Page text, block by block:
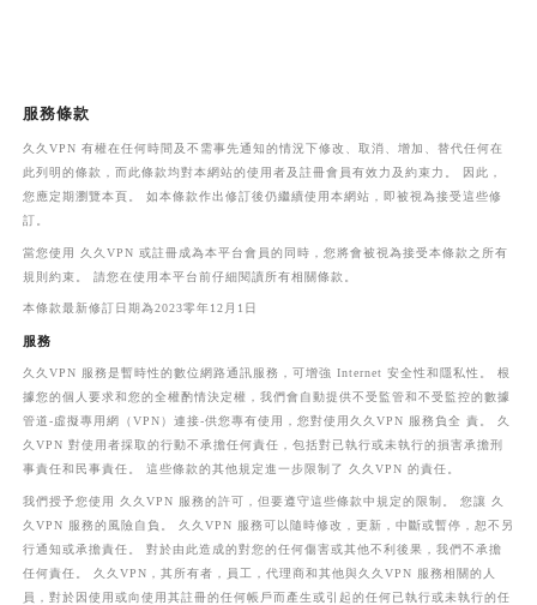
服務條款
久久VPN 有權在任何時間及不需事先通知的情況下修改、取消、增加、替代任何在
此列明的條款，而此條款均對本網站的使用者及註冊會員有效力及約束力。 因此，
您應定期瀏覽本頁。 如本條款作出修訂後仍繼續使用本網站，即被視為接受這些修
訂。
當您使用 久久VPN 或註冊成為本平台會員的同時，您將會被視為接受本條款之所有
規則約束。 請您在使用本平台前仔細閱讀所有相關條款。
本條款最新修訂日期為2023零年12月1日
服務
久久VPN 服務是暫時性的數位網路通訊服務，可增強 Internet 安全性和隱私性。 根
據您的個人要求和您的全權酌情決定權，我們會自動提供不受監管和不受監控的數據
管道-虛擬專用網（VPN）連接-供您專有使用，您對使用久久VPN 服務負全 責。 久
久VPN 對使用者採取的行動不承擔任何責任，包括對已執行或未執行的損害承擔刑
事責任和民事責任。 這些條款的其他規定進一步限制了 久久VPN 的責任。
我們授予您使用 久久VPN 服務的許可，但要遵守這些條款中規定的限制。 您讓 久
久VPN 服務的風險自負。 久久VPN 服務可以隨時修改，更新，中斷或暫停，恕不另
行通知或承擔責任。 對於由此造成的對您的任何傷害或其他不利後果，我們不承擔
任何責任。 久久VPN，其所有者，員工，代理商和其他與久久VPN 服務相關的人
員，對於因使用或向使用其註冊的任何帳戶而產生或引起的任何已執行或未執行的任